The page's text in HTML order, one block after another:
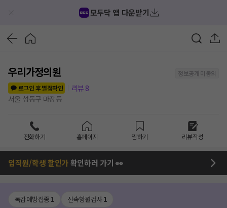
모두닥 앱 다운받기
우리가정의원
정보공개 미동의
로그인 후 별점확인
리뷰 8
서울 성동구 마장동
전화하기 홈페이지 찜하기 리뷰작성
임직원/학생 할인가확인하러 가기 👀
독감예방접종 1 신속항원검사1